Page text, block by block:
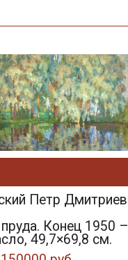
Петр
Конец 1950
49,7×69,8 см.